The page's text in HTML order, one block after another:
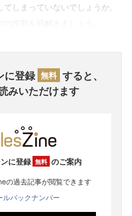
しまっていないでしょうか。
に登録 無料 すると、
みいただけます
に登録 無料 のご案内
の過去記事が閲覧できます
ルバックナンバー